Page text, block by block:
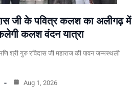
जी के पवित्र कलश का अलीगढ़ में
कलश वंदन यात्रा
श्री गुरु रविदास जी महाराज की पावन जन्मस्थली
Aug 1, 2026